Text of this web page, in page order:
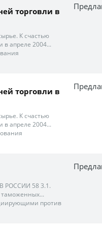
торговли в
К счастью
апреле 2004...
торговли в
К счастью
апреле 2004...
58 3.1.
против